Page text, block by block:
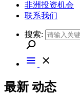
非洲投资机会
联系我们
搜索:
最新 动态